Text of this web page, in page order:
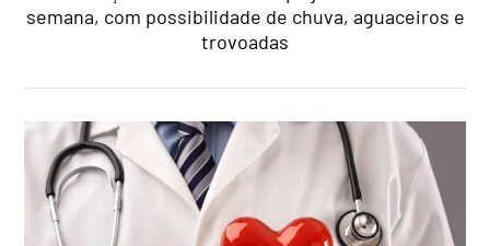
semana, com possibilidade de chuva, aguaceiros e
trovoadas